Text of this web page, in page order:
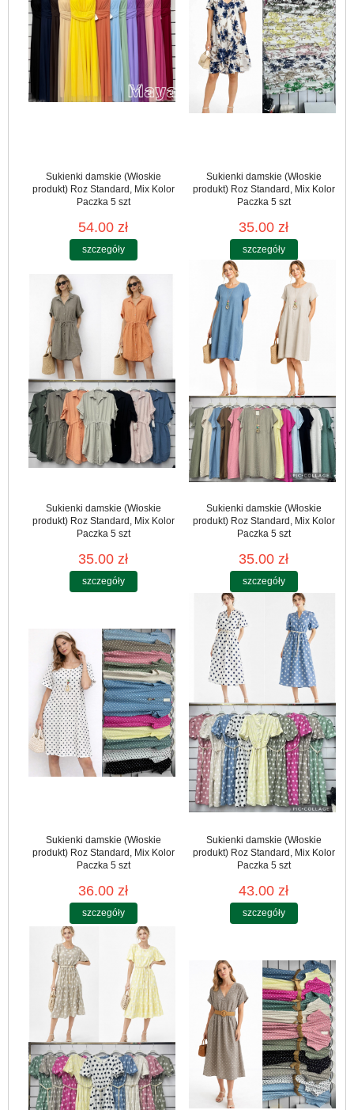
Sukienki damskie (Włoskie
produkt) Roz Standard, Mix Kolor
Paczka 5 szt
54.00 zł
szczegóły
Sukienki damskie (Włoskie
produkt) Roz Standard, Mix Kolor
Paczka 5 szt
35.00 zł
szczegóły
Sukienki damskie (Włoskie
produkt) Roz Standard, Mix Kolor
Paczka 5 szt
35.00 zł
szczegóły
Sukienki damskie (Włoskie
produkt) Roz Standard, Mix Kolor
Paczka 5 szt
35.00 zł
szczegóły
Sukienki damskie (Włoskie
produkt) Roz Standard, Mix Kolor
Paczka 5 szt
36.00 zł
szczegóły
Sukienki damskie (Włoskie
produkt) Roz Standard, Mix Kolor
Paczka 5 szt
43.00 zł
szczegóły